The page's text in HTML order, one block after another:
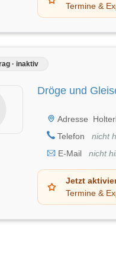
Termine &
· inaktiv
Dröge und
Adresse
Telefon
nicht
E-Mail
nicht
Jetzt
Termine &